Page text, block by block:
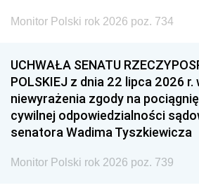
Monitor Polski rok 2026 poz. 734
UCHWAŁA SENATU
POLSKIEJ z dnia 22 lipca 2026 r.
niewyrażenia zgody na
cywilnej odpowiedzialności
senatora Wadima Tyszkiewicza
Monitor Polski rok 2026 poz. 739